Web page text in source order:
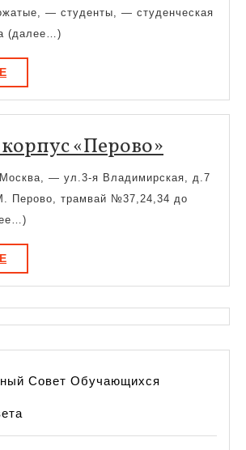
— студенты, — студенческая
(далее…)
ПОДРОБНЕЕ
«Перово»
корпус
— ул.3-я Владимирская, д.7
Перово, трамвай №37,24,34 до
ПОДРОБНЕЕ
Совет Обучающихся